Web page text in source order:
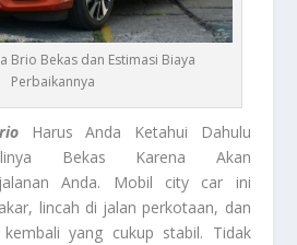
Brio Bekas dan Estimasi Biaya
Perbaikannya
Harus Anda Ketahui Dahulu
Bekas Karena Akan
Anda. Mobil city car ini
lincah di jalan perkotaan, dan
yang cukup stabil. Tidak